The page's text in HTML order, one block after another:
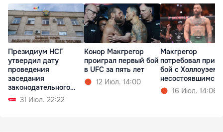
Президиум НСГ
утвердил дату
проведения
заседания
законодательного
органа автономии
31 Июл. 22:22
Конор Макгрегор
проиграл первый бой
в UFC за пять лет
12 Июл. 14:00
Макгрегор
потребовал
бой с Холлоуэем
несостоявшимся
16 Июл. 14:06